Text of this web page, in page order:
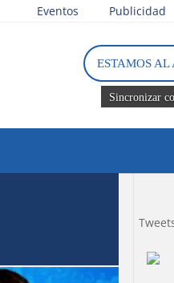
Eventos Publicidad
ESTAMOS AL
Sincronizar